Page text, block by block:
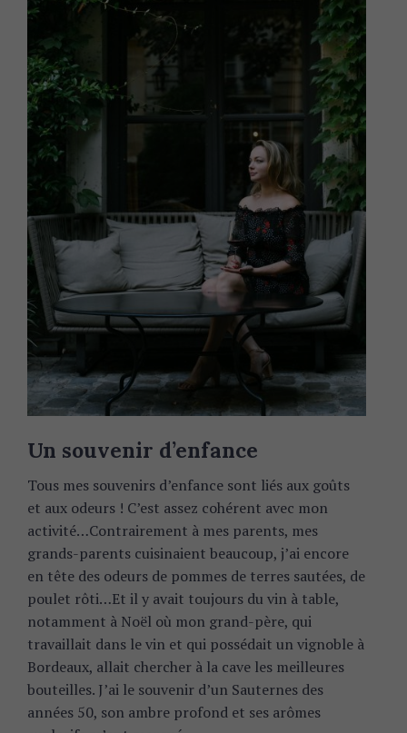
Un souvenir d’enfance
Tous mes souvenirs d’enfance sont liés aux goûts
et aux odeurs ! C’est assez cohérent avec mon
activité…Contrairement à mes parents, mes
grands-parents cuisinaient beaucoup, j’ai encore
en tête des odeurs de pommes de terres sautées, de
poulet rôti…Et il y avait toujours du vin à table,
notamment à Noël où mon grand-père, qui
travaillait dans le vin et qui possédait un vignoble à
Bordeaux, allait chercher à la cave les meilleures
bouteilles. J’ai le souvenir d’un Sauternes des
années 50, son ambre profond et ses arômes